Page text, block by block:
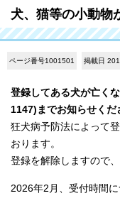
犬、猫等の小動物
ページ番号1001501 掲載日
登録してある犬が亡く
1147)までお知らせくだ
狂犬病予防法によって
おります。
登録を解除しますので
2026年2月、受付時間に